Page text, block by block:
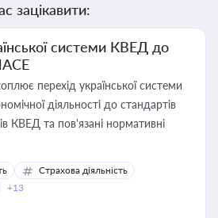
зацікавити:
системи КВЕД до
перехід української системи
діяльності до стандартів
КВЕД та пов'язані нормативні
Страхова діяльність
+13